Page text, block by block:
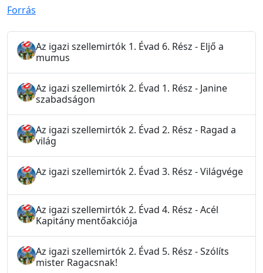
Forrás
Az igazi szellemirtók 1. Évad 6. Rész - Eljő a
mumus
Az igazi szellemirtók 2. Évad 1. Rész - Janine
szabadságon
Az igazi szellemirtók 2. Évad 2. Rész - Ragad a
világ
Az igazi szellemirtók 2. Évad 3. Rész - Világvége
Az igazi szellemirtók 2. Évad 4. Rész - Acél
Kapitány mentőakciója
Az igazi szellemirtók 2. Évad 5. Rész - Szólíts
mister Ragacsnak!